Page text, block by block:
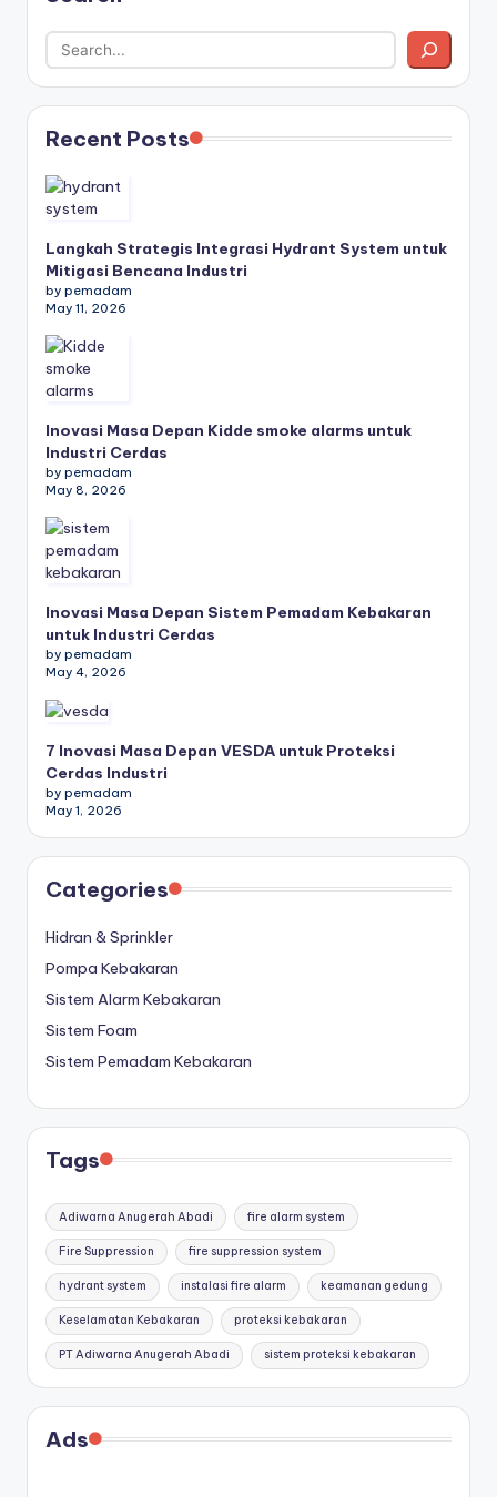
Recent Posts
Langkah Strategis Integrasi Hydrant System untuk
Mitigasi Bencana Industri
by pemadam
May 11, 2026
Inovasi Masa Depan Kidde smoke alarms untuk
Industri Cerdas
by pemadam
May 8, 2026
Inovasi Masa Depan Sistem Pemadam Kebakaran
untuk Industri Cerdas
by pemadam
May 4, 2026
7 Inovasi Masa Depan VESDA untuk Proteksi
Cerdas Industri
by pemadam
May 1, 2026
Categories
Hidran & Sprinkler
Pompa Kebakaran
Sistem Alarm Kebakaran
Sistem Foam
Sistem Pemadam Kebakaran
Tags
Adiwarna Anugerah Abadi fire alarm system
Fire Suppression fire suppression system
hydrant system instalasi fire alarm keamanan gedung
Keselamatan Kebakaran proteksi kebakaran
PT Adiwarna Anugerah Abadi sistem proteksi kebakaran
Ads